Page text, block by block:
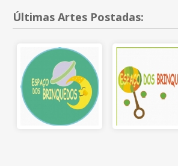
Últimas Artes Postadas: